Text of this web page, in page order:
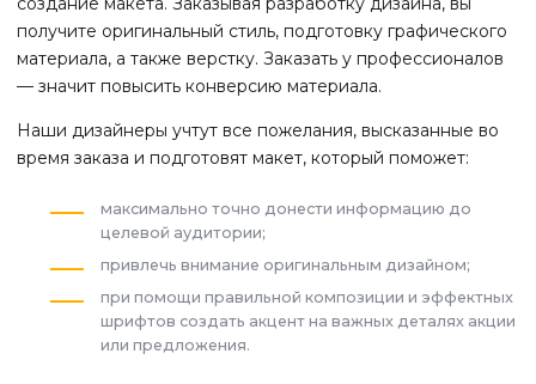
получите оригинальный стиль, подготовку графического
материала, а также верстку. Заказать у профессионалов
— значит повысить конверсию материала.
Наши дизайнеры учтут все пожелания, высказанные во
время заказа и подготовят макет, который поможет:
максимально точно донести информацию до
целевой аудитории;
привлечь внимание оригинальным дизайном;
при помощи правильной композиции и эффектных
шрифтов создать акцент на важных деталях акции
или предложения.